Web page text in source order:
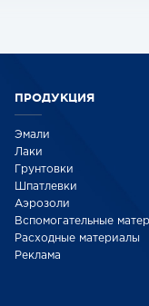
ПРОДУКЦИЯ
Эмали
Лаки
Грунтовки
Шпатлевки
Аэрозоли
Вспомогательные
Расходные материалы
Реклама